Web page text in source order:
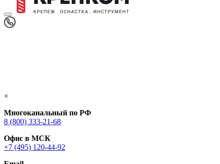
×
Многоканальный по РФ
8 (800) 333‑21-68
Офис в МСК
+7 (495) 120-44-92